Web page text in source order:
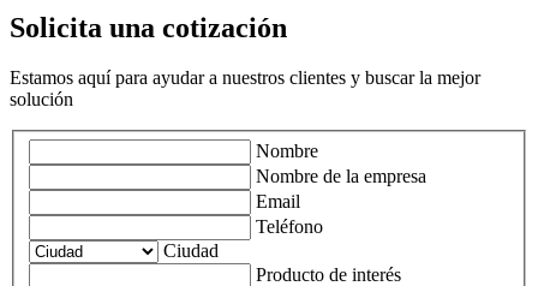
Solicita una cotización
Estamos aquí para ayudar a nuestros clientes y buscar la mejor
solución
Nombre
Nombre de la empresa
Email
Teléfono
Ciudad
Producto de interés